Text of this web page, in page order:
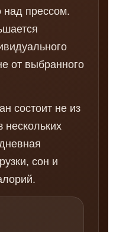
над прессом.
от выбранного
состоит не из
нескольких
сон и